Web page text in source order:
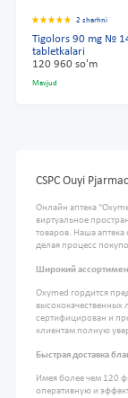
2 sharhni
Tigolors 90 mg №
tabletkalari
120 960 so'm
Mavjud
CSPC Ouyi
Онлайн аптека
виртуальное
товаров. Наша
делая процесс
Широкий
Oxymed гордится
высококачественных
сертифицирован и
клиентам полную
Быстрая доставка
Имея более чем 120
оперативную и